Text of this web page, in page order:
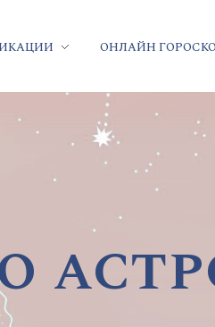
ОНЛАЙН